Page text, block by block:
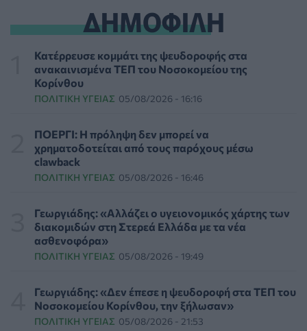
Τι μπορεί να μας διδάξει η νέα ταινία του Spider-Man
για την απώλεια και το πένθος
ΨΥΧΙΚΉ ΥΓΕΊΑ 07/08/2026 - 18:11
Επιπλέον πόροι 12,5 εκατ. ευρώ στις Περιφέρειες για
ΕΠΙΚΑΙΡΌΤΗΤΑ 07/08/2026 - 17:42
Συναγερμός στις ΗΠΑ για φονικό μύκητα που αντέχει
και στα φάρμακα
Πέθανε στα 26 της η influencer Σίντνεϊ Τάουλ που
μοιράστηκε επί τρία χρόνια τη μάχη της με σπάνιο
καρκίνο
Απώλεια βάρους: Οι τρεις παράγοντες που κρίνουν το
αποτέλεσμα σύμφωνα με ειδικό στην παχυσαρκία
ΔΗΜΟΦΙΛΗ
Κατέρρευσε κομμάτι της ψευδοροφής στα
ανακαινισμένα ΤΕΠ του Νοσοκομείου της
Κορίνθου
ΠΟΛΙΤΙΚΉ ΥΓΕΊΑΣ 05/08/2026 - 16:16
ΠΟΕΡΓΙ: Η πρόληψη δεν μπορεί να
χρηματοδοτείται από τους παρόχους μέσω
clawback
ΠΟΛΙΤΙΚΉ ΥΓΕΊΑΣ 05/08/2026 - 16:46
Γεωργιάδης: «Αλλάζει ο υγειονομικός χάρτης των
διακομιδών στη Στερεά Ελλάδα με τα νέα
ασθενοφόρα»
ΠΟΛΙΤΙΚΉ ΥΓΕΊΑΣ 05/08/2026 - 19:49
Γεωργιάδης: «Δεν έπεσε η ψευδοροφή στα ΤΕΠ του
Νοσοκομείου Κορίνθου, την ξήλωσαν»
ΠΟΛΙΤΙΚΉ ΥΓΕΊΑΣ 05/08/2026 - 21:53